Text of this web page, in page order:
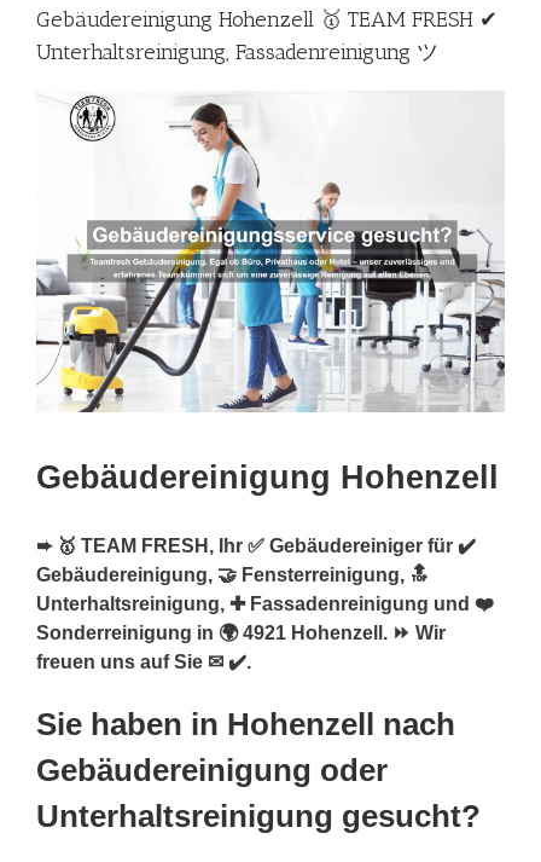
Gebäudereinigung Hohenzell 🥇 TEAM FRESH ✔
Unterhaltsreinigung, Fassadenreinigung ツ
Gebäudereinigung Hohenzell
➨ 🥇 TEAM FRESH, Ihr ✅ Gebäudereiniger für ✔️
Gebäudereinigung, 🤝 Fensterreinigung, 🔝
Unterhaltsreinigung, ✚ Fassadenreinigung und ❤️
Sonderreinigung in 🌍 4921 Hohenzell. ⏩ Wir
freuen uns auf Sie ✉ ✔️.
Sie haben in Hohenzell nach
Gebäudereinigung oder
Unterhaltsreinigung gesucht?